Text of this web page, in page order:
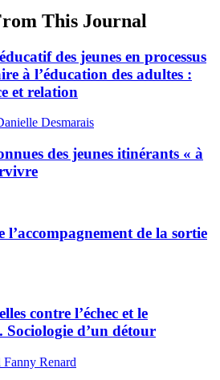
This Journal
des jeunes en processus
à l’éducation des adultes :
et relation
Desmarais
des jeunes itinérants « à
l’accompagnement de la sortie
contre l’échec et le
Sociologie d’un détour
Renard